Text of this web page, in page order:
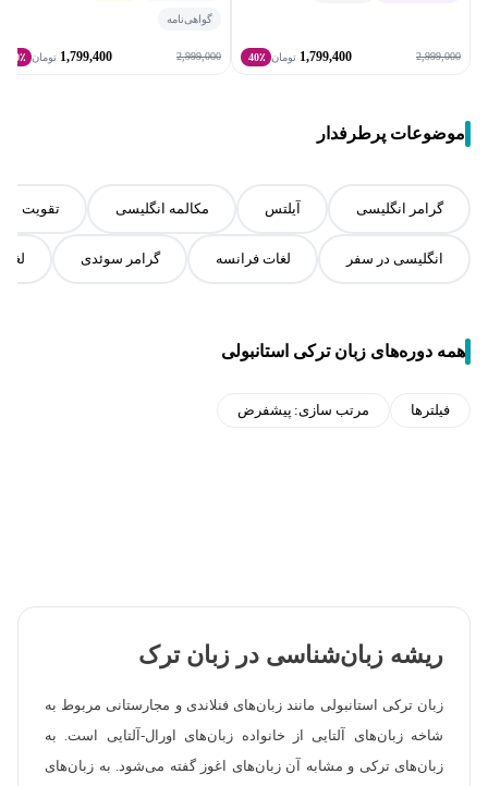
2,999,000
1,799,400 تومان 40٪
گواهی‌نامه
2,999,000
1,799,400 تومان 40٪
موضوعات پرطرفدار
گرامر انگلیسی آیلتس مکالمه انگلیسی تقویت
انگلیسی در سفر لغات فرانسه گرامر سوئدی
همه دوره‌های زبان ترکی استانبولی
فیلترها مرتب سازی: پیشفرض
ریشه زبان‌شناسی در زبان ترک
زبان ترکی استانبولی مانند زبان‌های فنلاندی و مجارستانی مربوط به
شاخه زبان‌های آلتایی از خانواده زبان‌های اورال-آلتایی است. به
زبان‌های ترکی و مشابه آن زبان‌های اغوز گفته می‌شود. به زبان‌های